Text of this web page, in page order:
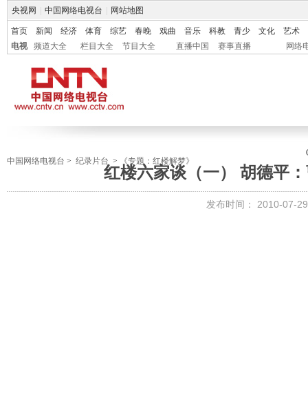
央视网 中国网络电视台 网站地图
首页 新闻 经济 体育 综艺 春晚 戏曲 音乐 科教 青少 文化
艺术
电视
频道大全 栏目大全 节目大全 直播中国 赛事直播 网络
中国网络电视台 > 纪录片台 > 《专题：红楼解梦》
红楼六家谈（一） 胡德平
发布时间： 2010-07-